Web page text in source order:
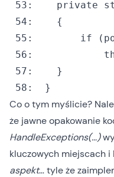
53:
private
54:
55:
if
56:
57:
58:
  }
Co o tym myślicie?
że jawne opakowanie
HandleExceptions(…)
kluczowych miejscach i
aspekt… tyle że